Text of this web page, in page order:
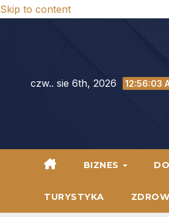
Skip to content
czw.. sie 6th, 2026 12:56:05
BIZNES
TURYSTYKA